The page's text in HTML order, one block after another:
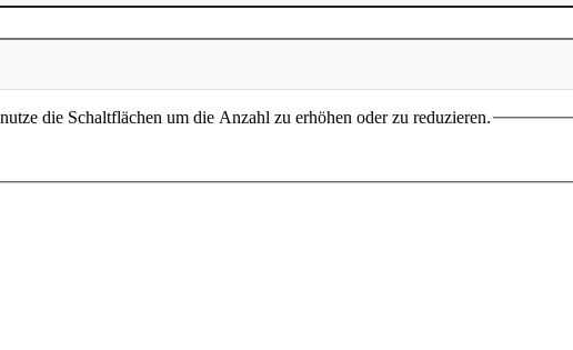
die Schaltflächen um die Anzahl zu erhöhen oder zu reduzieren.